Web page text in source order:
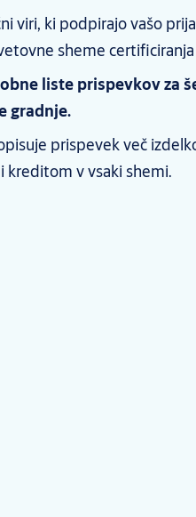
viri, ki podpirajo vašo
sheme
liste prispevkov za
gradnje.
prispevek več
kreditom v vsaki shemi.